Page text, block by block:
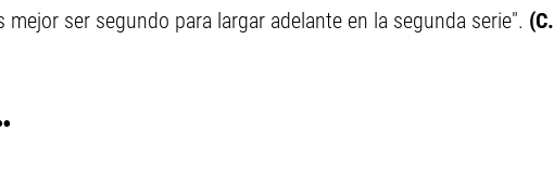
ser segundo para largar adelante en la segunda serie". (C.